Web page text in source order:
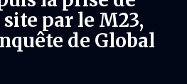
par le M23,
de Global